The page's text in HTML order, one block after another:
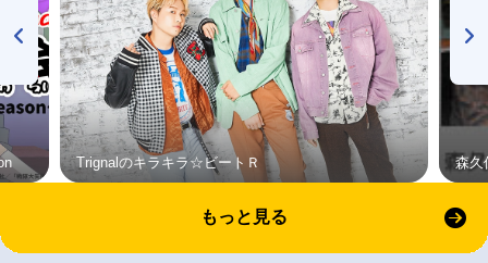
Trignalのキラキラ☆ビートＲ 森久
もっと見る